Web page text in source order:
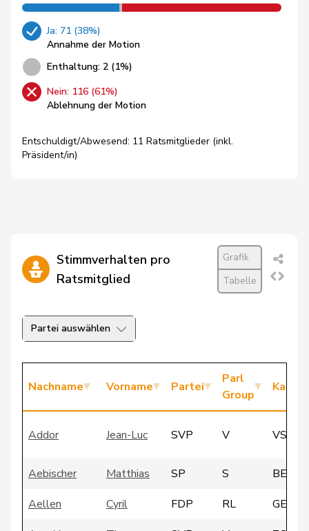
Ja: 71 (38%)
Annahme der Motion
Enthaltung: 2 (1%)
Nein: 116 (61%)
Ablehnung der Motion
Entschuldigt/Abwesend: 11 Ratsmitglieder (inkl.
Präsident/in)
Stimmverhalten pro
Ratsmitglied
Grafik
Tabelle
Partei auswählen
Nachname Vorname Partei
Parl
Group
Addor Jean-Luc SVP V VS
Aebischer Matthias SP S
BE
Aellen
Cyril FDP RL
GE